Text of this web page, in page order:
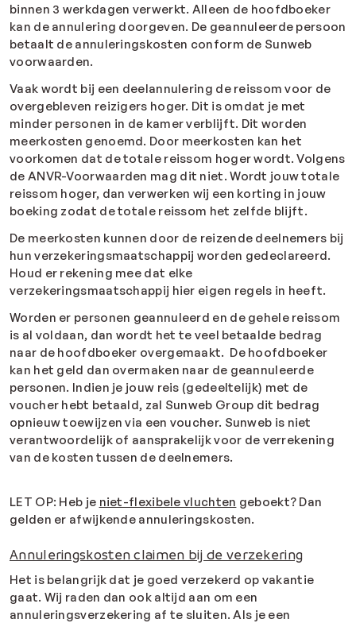
binnen 3 werkdagen verwerkt. Alleen de hoofdboeker
kan de annulering doorgeven. De geannuleerde persoon
betaalt de annuleringskosten conform de Sunweb
voorwaarden.
Vaak wordt bij een deelannulering de reissom voor de
overgebleven reizigers hoger. Dit is omdat je met
minder personen in de kamer verblijft. Dit worden
meerkosten genoemd. Door meerkosten kan het
voorkomen dat de totale reissom hoger wordt. Volgens
de ANVR-Voorwaarden mag dit niet. Wordt jouw totale
reissom hoger, dan verwerken wij een korting in jouw
boeking zodat de totale reissom het zelfde blijft.
De meerkosten kunnen door de reizende deelnemers bij
hun verzekeringsmaatschappij worden gedeclareerd.
Houd er rekening mee dat elke
verzekeringsmaatschappij hier eigen regels in heeft.
Worden er personen geannuleerd en de gehele reissom
is al voldaan, dan wordt het te veel betaalde bedrag
naar de hoofdboeker overgemaakt. De hoofdboeker
kan het geld dan overmaken naar de geannuleerde
personen. Indien je jouw reis (gedeeltelijk) met de
voucher hebt betaald, zal Sunweb Group dit bedrag
opnieuw toewijzen via een voucher. Sunweb is niet
verantwoordelijk of aansprakelijk voor de verrekening
van de kosten tussen de deelnemers.
LET OP: Heb je niet-flexibele vluchten geboekt? Dan
gelden er afwijkende annuleringskosten.
Annuleringskosten claimen bij de verzekering
Het is belangrijk dat je goed verzekerd op vakantie
gaat. Wij raden dan ook altijd aan om een
annuleringsverzekering af te sluiten. Als je een